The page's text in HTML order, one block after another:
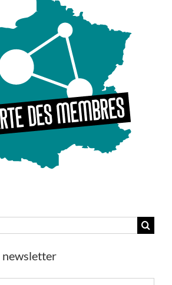
newsletter